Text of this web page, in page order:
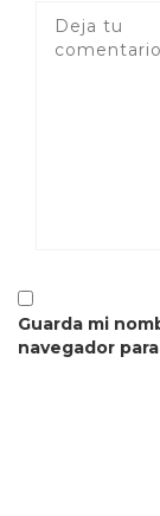
Guarda mi
navegador